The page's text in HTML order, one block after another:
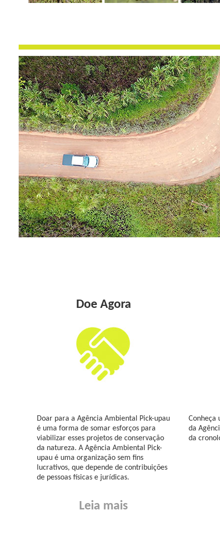
Doe Agora
Doar para a Agência Ambiental Pick-upau
é uma forma de somar esforços para
viabilizar esses projetos de conservação
da natureza. A Agência Ambiental Pick-
upau é uma organização sem fins
lucrativos, que depende de contribuições
de pessoas físicas e jurídicas.
Conheça
da
da
Leia mais